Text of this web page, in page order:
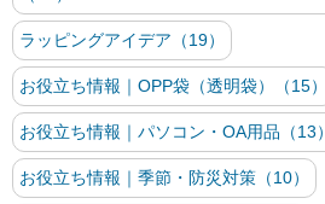
ラッピングアイデア（19）
お役立ち情報｜OPP袋（透明袋）（15）
お役立ち情報｜パソコン・OA用品（13）
お役立ち情報｜季節・防災対策（10）